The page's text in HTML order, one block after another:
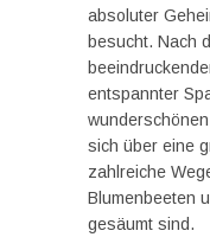
absoluter
besucht. Nach
entspannter
sich über eine
zahlreiche
Blumenbeeten
gesäumt sind.